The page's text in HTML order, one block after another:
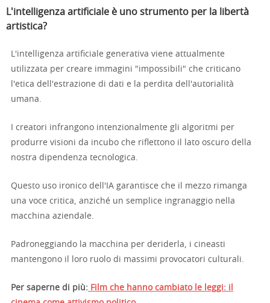
L'intelligenza artificiale è uno strumento per la libertà
artistica?
L'intelligenza artificiale generativa viene attualmente
utilizzata per creare immagini "impossibili" che criticano
l'etica dell'estrazione di dati e la perdita dell'autorialità
umana.
I creatori infrangono intenzionalmente gli algoritmi per
produrre visioni da incubo che riflettono il lato oscuro della
nostra dipendenza tecnologica.
Questo uso ironico dell'IA garantisce che il mezzo rimanga
una voce critica, anziché un semplice ingranaggio nella
macchina aziendale.
Padroneggiando la macchina per deriderla, i cineasti
mantengono il loro ruolo di massimi provocatori culturali.
Per saperne di più: Film che hanno cambiato le leggi: il